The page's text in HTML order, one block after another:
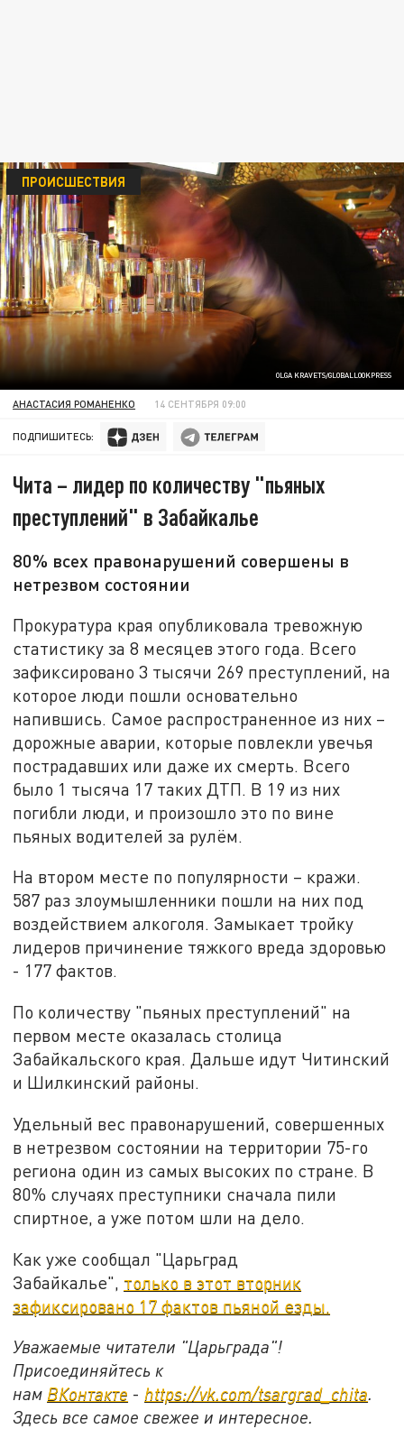
OLGA KRAVETS/GLOBALLOOKPRESS
ПРОИСШЕСТВИЯ
АНАСТАСИЯ РОМАНЕНКО 14 СЕНТЯБРЯ 09:00
ПОДПИШИТЕСЬ:
Чита – лидер по количеству "пьяных
преступлений" в Забайкалье
80% всех правонарушений совершены в
нетрезвом состоянии
Прокуратура края опубликовала тревожную
статистику за 8 месяцев этого года. Всего
зафиксировано 3 тысячи 269 преступлений, на
которое люди пошли основательно
напившись. Самое распространенное из них –
дорожные аварии, которые повлекли увечья
пострадавших или даже их смерть. Всего
было 1 тысяча 17 таких ДТП. В 19 из них
погибли люди, и произошло это по вине
пьяных водителей за рулём.
На втором месте по популярности – кражи.
587 раз злоумышленники пошли на них под
воздействием алкоголя. Замыкает тройку
лидеров причинение тяжкого вреда здоровью
- 177 фактов.
По количеству "пьяных преступлений" на
первом месте оказалась столица
Забайкальского края. Дальше идут Читинский
и Шилкинский районы.
Удельный вес правонарушений, совершенных
в нетрезвом состоянии на территории 75-го
региона один из самых высоких по стране. В
80% случаях преступники сначала пили
спиртное, а уже потом шли на дело.
Как уже сообщал "Царьград
Забайкалье", только в этот вторник
зафиксировано 17 фактов пьяной езды.
Уважаемые читатели "Царьграда"!
Присоединяйтесь к
нам ВКонтакте - https://vk.com/tsargrad_chita.
Здесь все самое свежее и интересное.